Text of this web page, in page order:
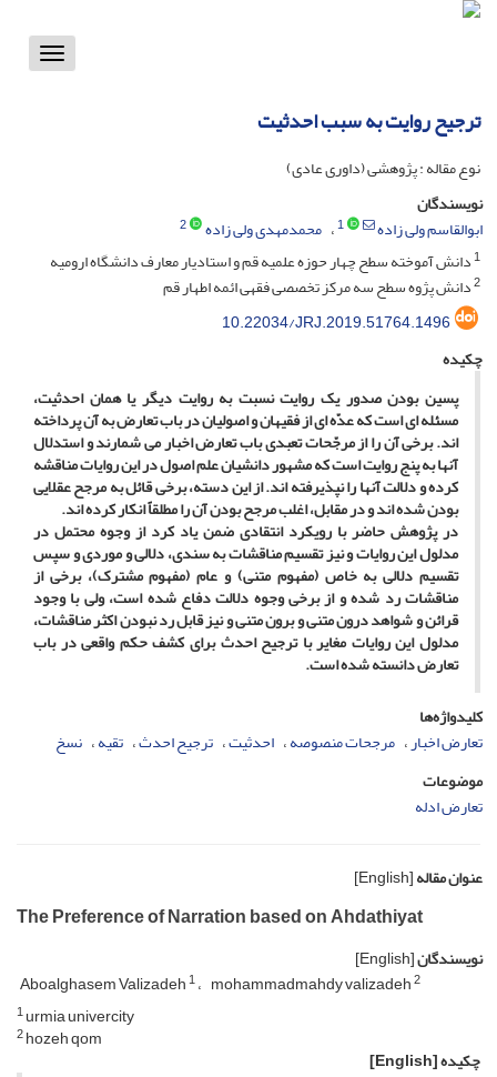
Toggle
ترجیح روایت به سبب احدثیت
نوع مقاله : پژوهشی (داوری عادی)
نویسندگان
ابوالقاسم ولی زاده
1 محمدمهدی ولی زاده
2
1دانش آموخته سطح چهار حوزه علمیه قم و استادیار معارف دانشگاه ارومیه
2دانش پژوه سطح سه مرکز تخصصی فقهی ائمه اطهار قم
10.22034/JRJ.2019.51764.1496
چکیده
پسین بودن صدور یک روایت نسبت به روایت دیگر یا همان احدثیت،
مسئله ­ای است که عدّه ای از فقیهان و اصولیان در باب تعارض به آن پرداخته
اند. برخی آن را از مرجّحات تعبدی باب تعارض اخبار می­ شمارند و استدلال
آن­ها به پنج روایت است که مشهور دانشیان علم اصول در این روایات مناقشه
کرده و دلالت آن­ها را نپذیرفته ­اند. از این دسته، برخی قائل به مرجح عقلایی
بودن شده ­اند و در مقابل، اغلب مرجح بودن آن را مطلقاً انکار کرده­ اند.
در پژوهش حاضر با رویکرد انتقادی ضمن یاد کرد از وجوه محتمل در
مدلول این روایات و نیز تقسیم مناقشات به سندی، دلالی و موردی و سپس
تقسیم دلالی به خاص (مفهوم متنی) و عام (مفهوم مشترک)، برخی از
مناقشات رد شده و از برخی وجوه دلالت دفاع شده است، ولی با وجود
قرائن و شواهد درون متنی و برون متنی و نیز قابل رد نبودن اکثر مناقشات،
مدلول این روایات مغایر با ترجیح احدث برای کشف حکم واقعی در باب
تعارض دانسته شده است.
کلیدواژه‌ها
تعارض اخبار مرجحات منصوصه احدثیت ترجیح احدث تقیه نسخ
موضوعات
تعارض ادله
عنوان مقاله[English]
The Preference of Narration based on Ahdathiyat
نویسندگان[English]
Aboalghasem Valizadeh1 mohammadmahdy valizadeh2
1urmia univercity
2hozeh qom
چکیده[English]